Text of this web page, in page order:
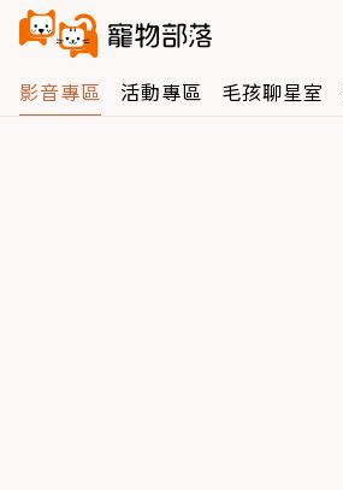
影音專區 活動專區 毛孩聊星室